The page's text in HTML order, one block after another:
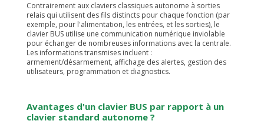
Contrairement aux claviers classiques autonome à sorties
relais qui utilisent des fils distincts pour chaque fonction (par
exemple, pour l'alimentation, les entrées, et les sorties), le
clavier BUS utilise une communication numérique inviolable
pour échanger de nombreuses informations avec la centrale.
Les informations transmises incluent :
armement/désarmement, affichage des alertes, gestion des
utilisateurs, programmation et diagnostics.
Avantages d'un clavier BUS par rapport à un
clavier standard autonome ?